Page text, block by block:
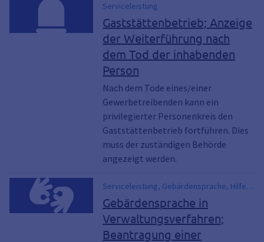
Serviceleistung
Gaststättenbetrieb; Anzeige
der Weiterführung nach
dem Tod der inhabenden
Person
Nach dem Tode eines/einer
Gewerbetreibenden kann ein
privilegierter Personenkreis den
Gaststättenbetrieb fortführen. Dies
muss der zuständigen Behörde
angezeigt werden.
Serviceleistung, Gebärdensprache, Hilfen
für Gehörlose
Gebärdensprache in
Verwaltungsverfahren;
Beantragung einer